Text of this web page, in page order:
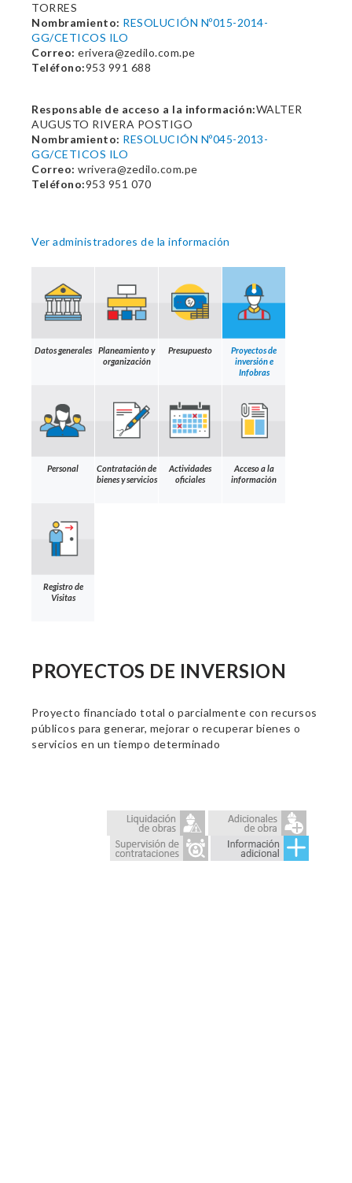
TORRES
Nombramiento: RESOLUCIÓN Nº015-2014-
GG/CETICOS ILO
Correo: erivera@zedilo.com.pe
Teléfono:953 991 688
Responsable de acceso a la información:WALTER
AUGUSTO RIVERA POSTIGO
Nombramiento: RESOLUCIÓN Nº045-2013-
GG/CETICOS ILO
Correo: wrivera@zedilo.com.pe
Teléfono:953 951 070
Ver administradores de la información
Datos generales
Planeamiento y
organización
Presupuesto
Proyectos de
inversión e
Infobras
Personal
Contratación de
bienes y servicios
Actividades
oficiales
Acceso a la
información
Registro de
Visitas
PROYECTOS DE INVERSION
Proyecto financiado total o parcialmente con recursos
públicos para generar, mejorar o recuperar bienes o
servicios en un tiempo determinado